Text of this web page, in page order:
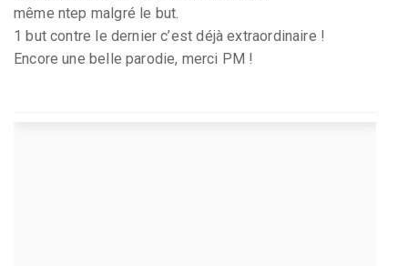
même ntep malgré le but.
1 but contre le dernier c’est déjà extraordinaire !
Encore une belle parodie, merci PM !